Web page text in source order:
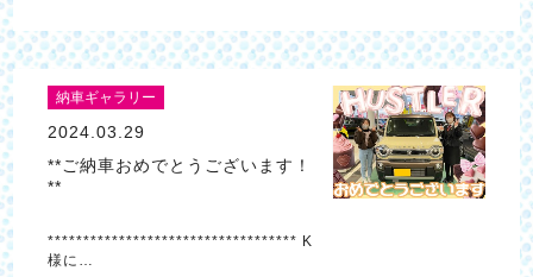
納車ギャラリー
2024.03.29
**ご納車おめでとうございます！
**
*********************************** K
様に…